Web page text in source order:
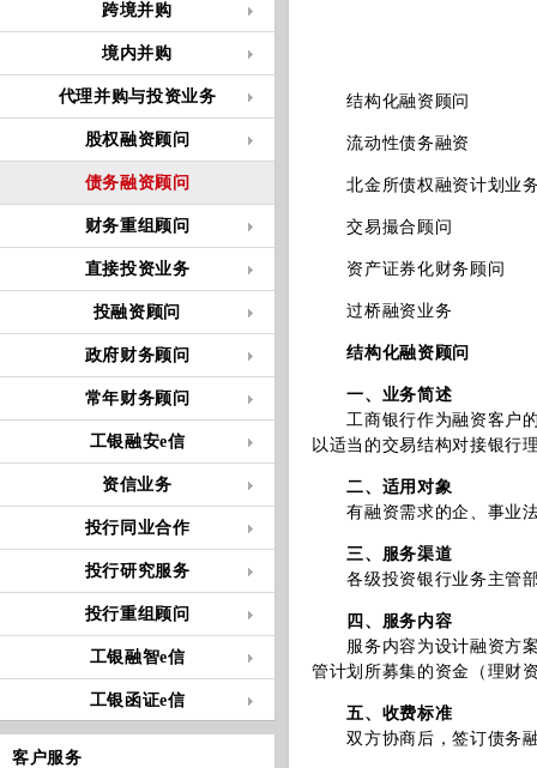
跨境并购
境内并购
代理并购与投资业务
股权融资顾问
债务融资顾问
财务重组顾问
直接投资业务
投融资顾问
政府财务顾问
常年财务顾问
工银融安e信
资信业务
投行同业合作
投行研究服务
投行重组顾问
工银融智e信
工银函证e信
客户服务
结构化融资顾问
流动性债务融资
北金所债权融资计划业
交易撮合顾问
资产证券化财务顾问
过桥融资业务
结构化融资顾问
一、业务简述
工商银行作为融资客户的
以适当的交易结构对接银行
二、适用对象
有融资需求的企、事业
三、服务渠道
各级投资银行业务主管
四、服务内容
服务内容为设计融资方案
管计划所募集的资金（理财
五、收费标准
双方协商后，签订债务融